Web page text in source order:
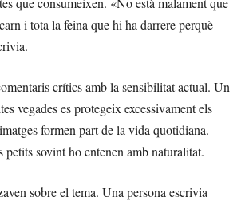
i tota la feina que hi ha darrere perquè
crítics amb la sensibilitat actual. Un
vegades es protegeix excessivament els
formen part de la vida quotidiana.
petits sovint ho entenen amb naturalitat.
sobre el tema. Una persona escrivia